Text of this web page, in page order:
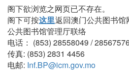
阁下欲浏览之网页已不存在。
阁下可按这里返回澳门公共图书
公共图书馆管理厅联络
电话： (853) 28558049 /
传真: (853) 2831 4456
电邮: Inf.BP@icm.gov.mo